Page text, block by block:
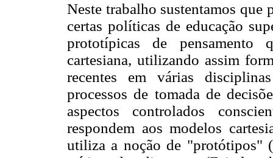
Neste trabalho sustentamos que
certas políticas de educação
prototípicas de pensamento
cartesiana, utilizando assim
recentes em várias
processos de tomada de
aspectos controlados
respondem aos modelos
utiliza a noção de "protótipos"